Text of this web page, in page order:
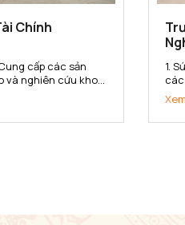
Chính
cấp các sản
và nghiên cứu khoa
kế toán chất lượng
chuẩn chất lượng
1.